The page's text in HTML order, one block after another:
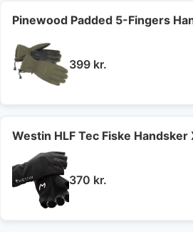
Pinewood Padded 5-Fingers
399 kr.
Westin HLF Tec Fiske Handsker
370 kr.